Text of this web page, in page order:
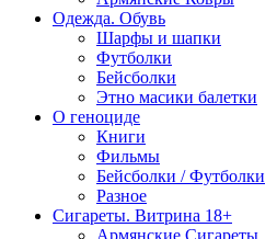
Одежда. Обувь
Шарфы и шапки
Футболки
Бейсболки
Этно масики балетки
О геноциде
Книги
Фильмы
Бейсболки / Футболки
Разное
Сигареты. Витрина 18+
Армянские Сигареты